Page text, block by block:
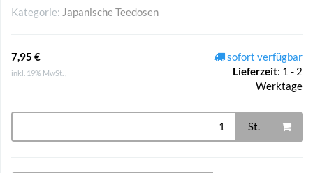
Kategorie: Japanische Teedosen
7,95 €
inkl. 19% MwSt. ,
sofort verfügbar
Lieferzeit: 1 - 2
Werktage
St.